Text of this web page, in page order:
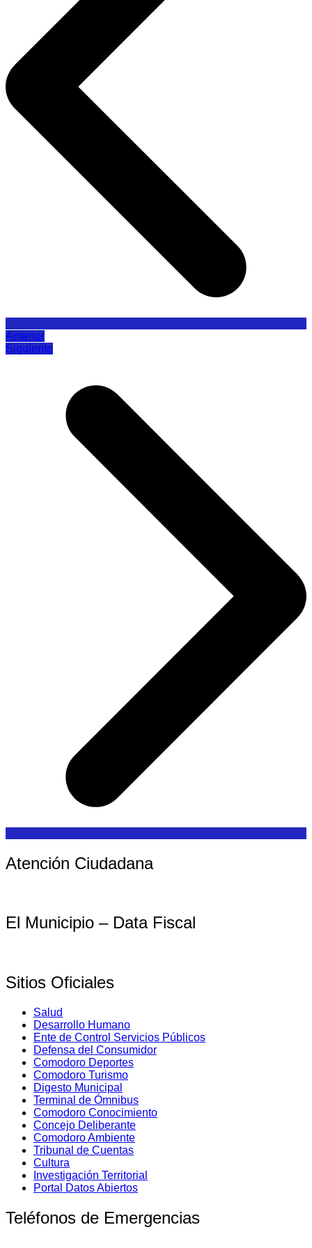
Anterior
Siguiente
Atención Ciudadana
El Municipio – Data Fiscal
Sitios Oficiales
Salud
Desarrollo Humano
Ente de Control Servicios Públicos
Defensa del Consumidor
Comodoro Deportes
Comodoro Turismo
Digesto Municipal
Terminal de Ómnibus
Comodoro Conocimiento
Concejo Deliberante
Comodoro Ambiente
Tribunal de Cuentas
Cultura
Investigación Territorial
Portal Datos Abiertos
Teléfonos de Emergencias